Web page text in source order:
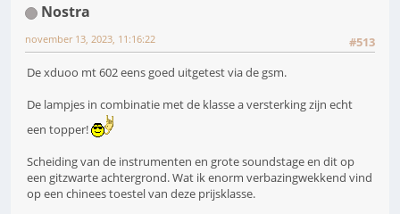
Nostra
#513
november 13, 2023, 11:16:22
De xduoo mt 602 eens goed uitgetest via de gsm.
De lampjes in combinatie met de klasse a versterking zijn echt
een topper!
Scheiding van de instrumenten en grote soundstage en dit op
een gitzwarte achtergrond. Wat ik enorm verbazingwekkend vind
op een chinees toestel van deze prijsklasse.